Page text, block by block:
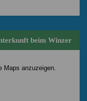
beim Winzer
Maps anzuzeigen.